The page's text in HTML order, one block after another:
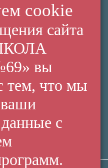
cookie
сайта
вы
тем, что мы
с